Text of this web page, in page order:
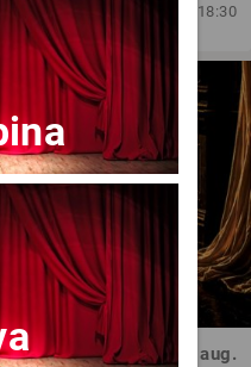
18:30
OPERA BRAȘOV ESTIVAL – ARMONII DE VARĂ - CVINTETUL VOCAL ANATOLY - CONCERT Dum, 30 aug.